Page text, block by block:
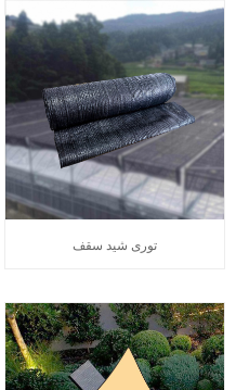
توری شید سقف